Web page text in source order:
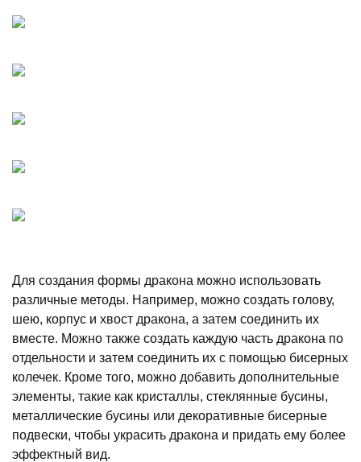
Для создания формы дракона можно использовать
различные методы. Например, можно создать голову,
шею, корпус и хвост дракона, а затем соединить их
вместе. Можно также создать каждую часть дракона по
отдельности и затем соединить их с помощью бисерных
колечек. Кроме того, можно добавить дополнительные
элементы, такие как кристаллы, стеклянные бусины,
металлические бусины или декоративные бисерные
подвески, чтобы украсить дракона и придать ему более
эффектный вид.